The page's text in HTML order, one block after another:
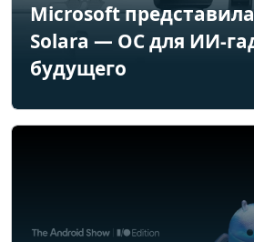
Microsoft
Solara — ОС для ИИ-
будущего